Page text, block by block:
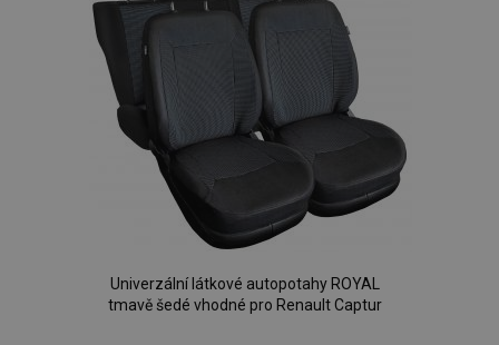
Univerzální látkové autopotahy ROYAL
tmavě šedé vhodné pro Renault Captur